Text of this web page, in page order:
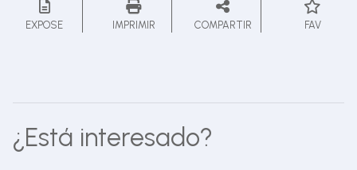
EXPOSE IMPRIMIR COMPARTIR FAV
¿Está interesado?